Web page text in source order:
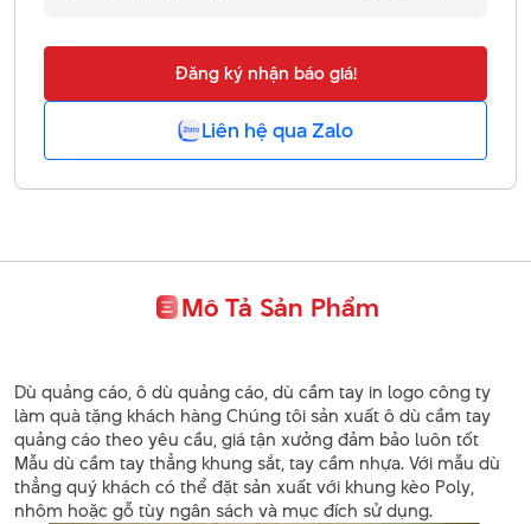
Đăng ký nhận báo giá!
Liên hệ qua Zalo
Mô Tả Sản Phẩm
Dù quảng cáo, ô dù quảng cáo, dù cầm tay in logo công ty
làm quà tặng khách hàng Chúng tôi sản xuất ô dù cầm tay
quảng cáo theo yêu cầu, giá tận xưởng đảm bảo luôn tốt
Mẫu dù cầm tay thẳng khung sắt, tay cầm nhựa. Với mẫu dù
thẳng quý khách có thể đặt sản xuất với khung kèo Poly,
nhôm hoặc gỗ tùy ngân sách và mục đích sử dụng.